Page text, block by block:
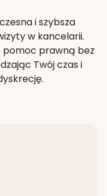
i szybsza
w kancelarii.
pomoc prawną bez
Twój czas i